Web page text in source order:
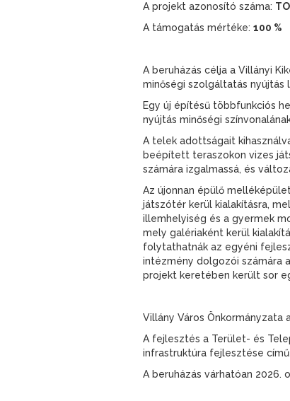
A projekt azonosító száma:
A támogatás mértéke: 100 %
A beruházás célja a Villányi
minőségi szolgáltatás
Egy új építésű többfunkciós
nyújtás minőségi
A telek adottságait
beépített teraszokon vizes
számára izgalmassá, és
Az újonnan épülő
játszótér kerül kialakításra,
illemhelyiség és a gyermek
mely galériaként kerül
folytathatnák az egyéni
intézmény dolgozói számára
projekt keretében került sor
Villány Város Önkormányzata
A fejlesztés a Terület- és
infrastruktúra fejlesztése
A beruházás várhatóan 2026.